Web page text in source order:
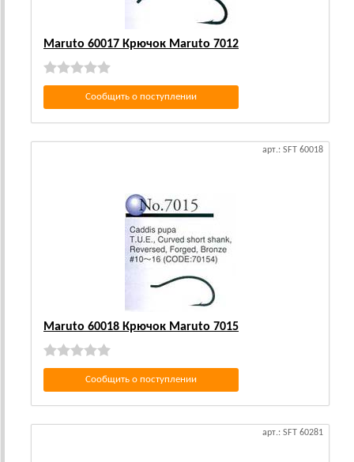
Maruto 60017 Крючок Maruto 7012
Сообщить о поступлении
арт.: SFT 60018
Maruto 60018 Крючок Maruto 7015
Сообщить о поступлении
арт.: SFT 60281